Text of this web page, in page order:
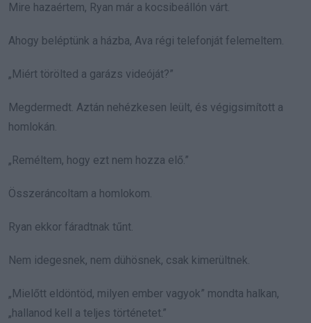
Mire hazaértem, Ryan már a kocsibeállón várt.
Ahogy beléptünk a házba, Ava régi telefonját felemeltem.
„Miért törölted a garázs videóját?”
Megdermedt. Aztán nehézkesen leült, és végigsimított a
homlokán.
„Reméltem, hogy ezt nem hozza elő.”
Összeráncoltam a homlokom.
Ryan ekkor fáradtnak tűnt.
Nem idegesnek, nem dühösnek, csak kimerültnek.
„Mielőtt eldöntöd, milyen ember vagyok” mondta halkan,
„hallanod kell a teljes történetet.”